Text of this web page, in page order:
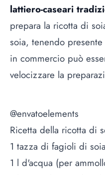
lattiero-caseari
prepara la ricotta di
soia, tenendo
in commercio può
velocizzare la
@envatoelements
Ricetta della ricotta di
1 tazza di fagioli di
1 l d'acqua (per